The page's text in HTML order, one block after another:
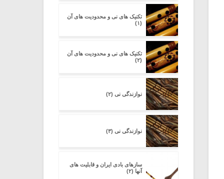
تکنیک های نی و محدودیت های آن
(۱)
تکنیک های نی و محدودیت های آن
(۲)
نوازندگی نی (۲)
نوازندگی نی (۳)
سازهای بادی ایران و قابلیت های
آنها (۲)